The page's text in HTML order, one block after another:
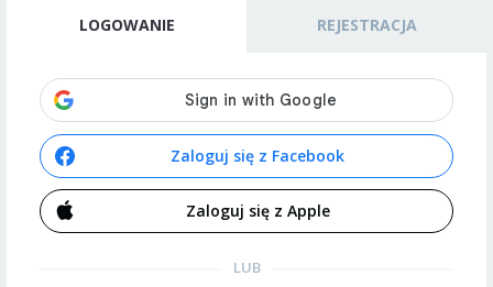
LOGOWANIE REJESTRACJA
Zaloguj się z Facebook
Zaloguj się z Apple
LUB